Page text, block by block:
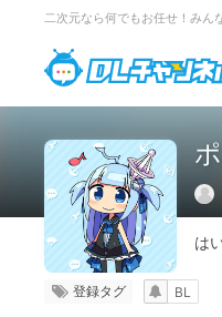
二次元なら何でもお任せ！みん
は
登録タグ BL